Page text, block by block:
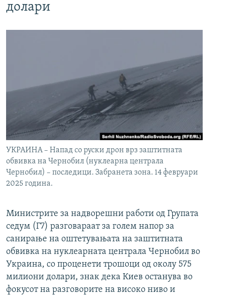
долари
УКРАИНА – Напад со руски дрон врз заштитната
обвивка на Чернобил (нуклеарна централа
Чернобил) – последици. Забранета зона. 14 февруари
2025 година.
Министрите за надворешни работи од Групата
седум (Г7) разговараат за голем напор за
санирање на оштетувањата на заштитната
обвивка на нуклеарната централа Чернобил во
Украина, со проценети трошоци од околу 575
милиони долари, знак дека Киев останува во
фокусот на разговорите на високо ниво и